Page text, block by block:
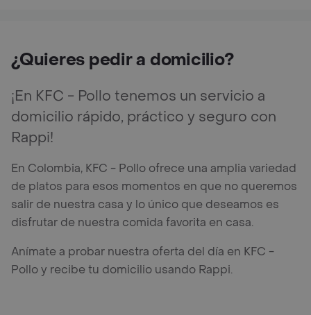
¿Quieres pedir a domicilio?
¡En KFC - Pollo tenemos un servicio a
domicilio rápido, práctico y seguro con
Rappi!
En Colombia, KFC - Pollo ofrece una amplia variedad
de platos para esos momentos en que no queremos
salir de nuestra casa y lo único que deseamos es
disfrutar de nuestra comida favorita en casa.
Anímate a probar nuestra oferta del día en KFC -
Pollo y recibe tu domicilio usando Rappi.